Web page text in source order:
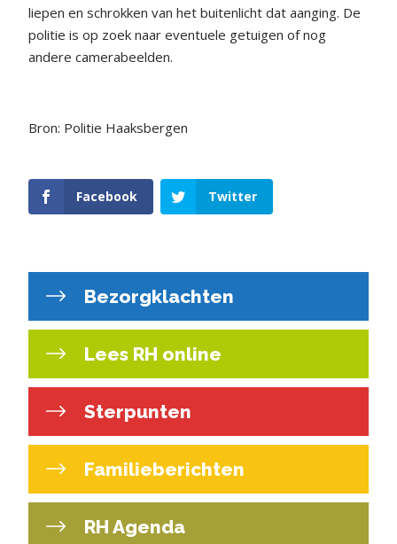
liepen en schrokken van het buitenlicht dat aanging. De
politie is op zoek naar eventuele getuigen of nog
andere camerabeelden.
Bron: Politie Haaksbergen
Facebook Twitter
Bezorgklachten
Lees RH online
Sterpunten
Familieberichten
RH Agenda